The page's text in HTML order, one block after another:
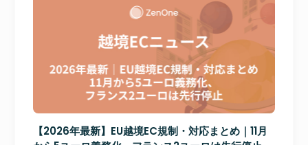
【2026年最新】EU越境EC規制・対応まとめ｜11月